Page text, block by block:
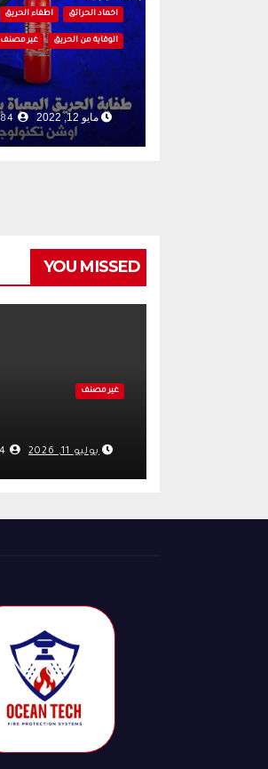
اخماد الحرائق اطفاء الحريق
الوقاية من الحريق غير مصنف
مايو 12, 2022
YOU MISSED
غير مصنف
يوليو 11, 2026